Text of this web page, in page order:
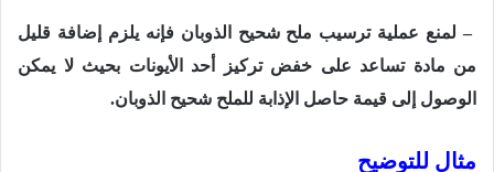
– لمنع عملية ترسيب ملح شحيح الذوبان فإنه يلزم إضافة قليل
من مادة تساعد على خفض تركيز أحد الأيونات بحيث لا يمكن
الوصول إلى قيمة حاصل الإذابة للملح شحيح الذوبان.
مثال للتوضيح